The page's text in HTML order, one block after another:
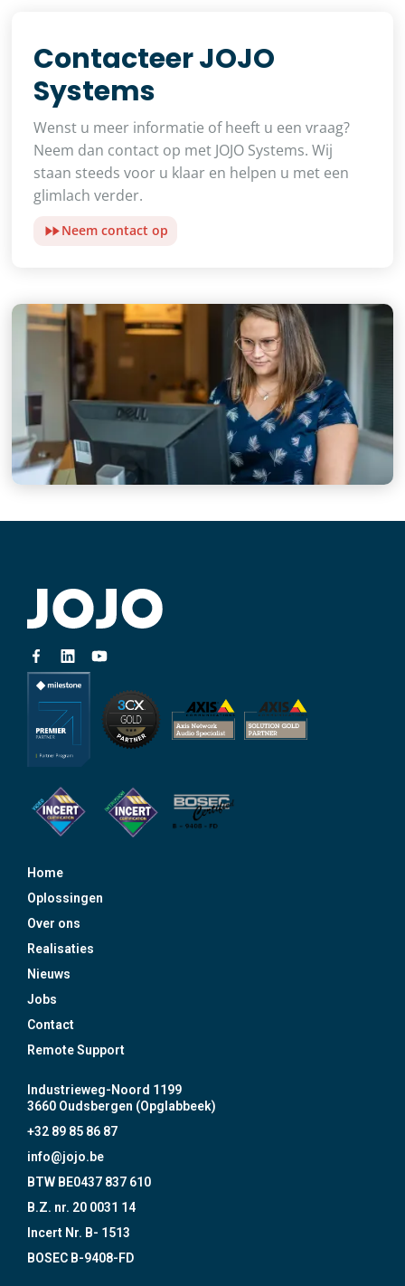
Contacteer JOJO
Systems
Wenst u meer informatie of heeft u een vraag?
Neem dan contact op met JOJO Systems. Wij
staan steeds voor u klaar en helpen u met een
glimlach verder.
Neem contact op
Home
Oplossingen
Over ons
Realisaties
Nieuws
Jobs
Contact
Remote Support
Industrieweg-Noord 1199
3660 Oudsbergen (Opglabbeek)
+32 89 85 86 87
info@jojo.be
BTW BE0437 837 610
B.Z. nr. 20 0031 14
Incert Nr. B- 1513
BOSEC B-9408-FD